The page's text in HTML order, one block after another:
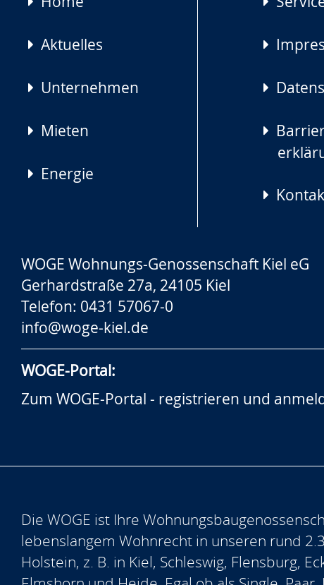
Aktuelles
Unternehmen
Mieten
Energie
WOGE Wohnungs-Genossenschaft Kiel eG
Gerhardstraße 27a, 24105 Kiel
Telefon: 0431 57067-0
info@woge-kiel.de
WOGE-Portal:
Zum WOGE-Portal - registrieren und
Die WOGE ist Ihre
lebenslangem Wohnrecht in unseren rund
Holstein, z. B. in Kiel, Schleswig, Flensburg,